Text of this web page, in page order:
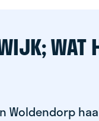
WAT
Woldendorp